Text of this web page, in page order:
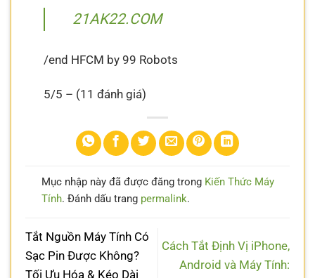
21AK22.COM
/end HFCM by 99 Robots
5/5 – (11 đánh giá)
Mục nhập này đã được đăng trong Kiến Thức Máy
Tính. Đánh dấu trang permalink.
Tắt Nguồn Máy Tính Có
Sạc Pin Được Không?
Tối Ưu Hóa & Kéo Dài
Cách Tắt Định Vị iPhone,
Android và Máy Tính: